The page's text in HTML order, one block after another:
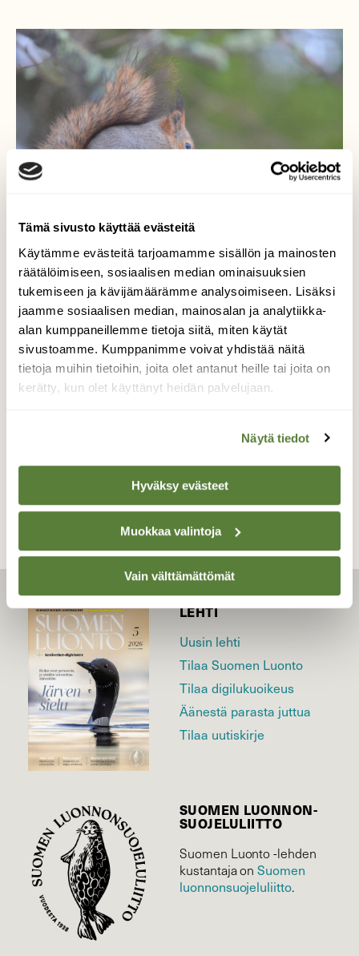
Tämä sivusto käyttää evästeitä
Käytämme evästeitä tarjoamamme sisällön ja mainosten
räätälöimiseen, sosiaalisen median ominaisuuksien
tukemiseen ja kävijämäärämme analysoimiseen. Lisäksi
jaamme sosiaalisen median, mainosalan ja analytiikka-
alan kumppaneillemme tietoja siitä, miten käytät
sivustoamme. Kumppanimme voivat yhdistää näitä
tietoja muihin tietoihin, joita olet antanut heille tai joita on
kerätty, kun olet käyttänyt heidän palvelujaan.
Näytä tiedot
Hyväksy evästeet
Muokkaa valintoja
Vain välttämättömät
Omenaa
Omenaa kurrelle sadepäivän iloksi.
Valokuvaaja: Kaarlo Asikainen, Iisalmi 24.2.2025
TAKAISIN LISTAAN
LEHTI
Uusin lehti
Tilaa Suomen Luonto
Tilaa digilukuoikeus
Äänestä parasta juttua
Tilaa uutiskirje
SUOMEN LUONNON­
SUOJELU­LIITTO
Suomen Luonto -lehden
kustantaja onSuomen
luonnonsuojelu­liitto.